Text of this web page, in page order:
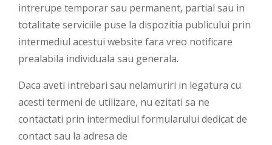
intrerupe temporar sau permanent, partial sau in
totalitate serviciile puse la dispozitia publicului prin
intermediul acestui website fara vreo notificare
prealabila individuala sau generala.
Daca aveti intrebari sau nelamuriri in legatura cu
acesti termeni de utilizare, nu ezitati sa ne
contactati prin intermediul formularului dedicat de
contact sau la adresa de